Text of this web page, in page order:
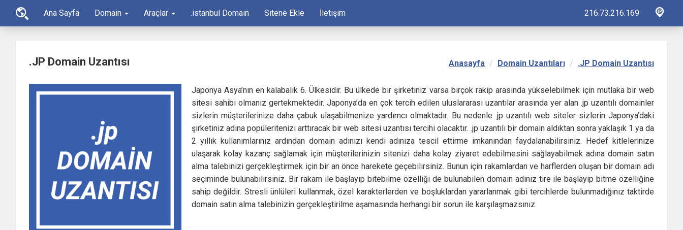
Ana Sayfa Domain Araçlar .istanbul Domain Sitene Ekle İletişim 216.73.216.169
.JP Domain Uzantısı Anasayfa Domain Uzantıları .JP Domain Uzantısı
Japonya Asya’nın en kalabalık 6. Ülkesidir. Bu ülkede bir şirketiniz varsa birçok rakip arasında yükselebilmek için mutlaka bir web
sitesi sahibi olmanız gertekmektedir. Japonya’da en çok tercih edilen uluslararası uzantılar arasında yer alan .jp uzantılı domainler
sizlerin müşterilerinize daha çabuk ulaşabilmenize yardımcı olmaktadır. Bu nedenle .jp uzantılı web siteler sizlerin Japonya’daki
şirketiniz adına popüleritenizi arttıracak bir web sitesi uzantısı tercihi olacaktır. .jp uzantılı bir domain aldıktan sonra yaklaşık 1 ya da
2 yıllık kullanımlarınız ardından domain adınızı kendi adınıza tescil ettirme imkanından faydalanabilirsiniz. Hedef kitlelerinize
ulaşarak kolay kazanç sağlamak için müşterilerinizin sitenizi daha kolay ziyaret edebilmesini sağlayabilmek adına domain satın
alma talebinizi gerçekleştirmek için bir an önce harekete geçebilirsiniz. Bunun için rakamlardan ve harflerden oluşan bir domain adı
seçiminde bulunabilirsiniz. Bir rakam ile başlayıp bitebilme özelliği de bulunabilen domain adınız tire ile başlayıp bitme özelliğine
sahip değildir. Stresli ünlüleri kullanmak, özel karakterlerden ve boşluklardan yararlanmak gibi tercihlerde bulunmadığınız taktirde
domain satın alma talebinizin gerçekleştirilme aşamasında herhangi bir sorun ile karşılaşmazsınız.